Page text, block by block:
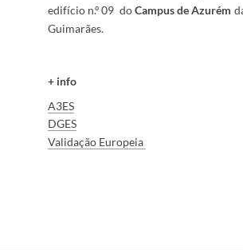
edifício n.º 09 doCampus de Azurém​
Guimarães.
+ info​
A​3ES​​
D​GES
Validaçã​​o E​ur​opeia ​​